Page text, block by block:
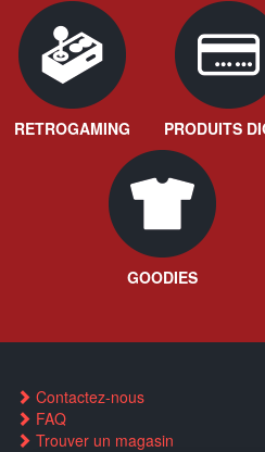
RETROGAMING PRODUITS
GOODIES
Contactez-nous
FAQ
Trouver un magasin